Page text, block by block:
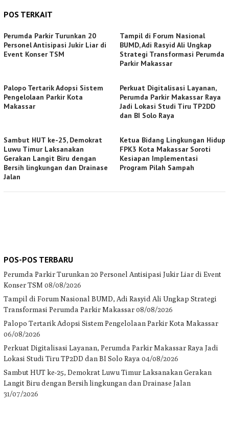
POS TERKAIT
Perumda Parkir Turunkan 20
Personel Antisipasi Jukir Liar di
Event Konser TSM
Tampil di Forum Nasional
BUMD, Adi Rasyid Ali Ungkap
Strategi Transformasi Perumda
Parkir Makassar
Palopo Tertarik Adopsi Sistem
Pengelolaan Parkir Kota
Makassar
Perkuat Digitalisasi Layanan,
Perumda Parkir Makassar Raya
Jadi Lokasi Studi Tiru TP2DD
dan BI Solo Raya
Sambut HUT ke-25, Demokrat
Luwu Timur Laksanakan
Gerakan Langit Biru dengan
Bersih lingkungan dan Drainase
Jalan
Ketua Bidang Lingkungan Hidup
FPK3 Kota Makassar Soroti
Kesiapan Implementasi
Program Pilah Sampah
POS-POS TERBARU
Perumda Parkir Turunkan 20 Personel Antisipasi Jukir Liar di Event
Konser TSM 08/08/2026
Tampil di Forum Nasional BUMD, Adi Rasyid Ali Ungkap Strategi
Transformasi Perumda Parkir Makassar08/08/2026
Palopo Tertarik Adopsi Sistem Pengelolaan Parkir Kota Makassar
06/08/2026
Perkuat Digitalisasi Layanan, Perumda Parkir Makassar Raya Jadi
Lokasi Studi Tiru TP2DD dan BI Solo Raya 04/08/2026
Sambut HUT ke-25, Demokrat Luwu Timur Laksanakan Gerakan
Langit Biru dengan Bersih lingkungan dan Drainase Jalan
31/07/2026